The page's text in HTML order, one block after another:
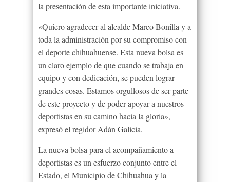
la presentación de esta importante iniciativa.
«Quiero agradecer al alcalde Marco Bonilla y a
toda la administración por su compromiso con
el deporte chihuahuense. Esta nueva bolsa es
un claro ejemplo de que cuando se trabaja en
equipo y con dedicación, se pueden lograr
grandes cosas. Estamos orgullosos de ser parte
de este proyecto y de poder apoyar a nuestros
deportistas en su camino hacia la gloria»,
expresó el regidor Adán Galicia.
La nueva bolsa para el acompañamiento a
deportistas es un esfuerzo conjunto entre el
Estado, el Municipio de Chihuahua y la